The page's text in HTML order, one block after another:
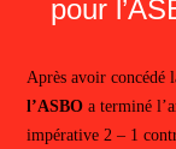
pour
Après avoir concédé
l’ASBOa terminé
impérative 2 – 1